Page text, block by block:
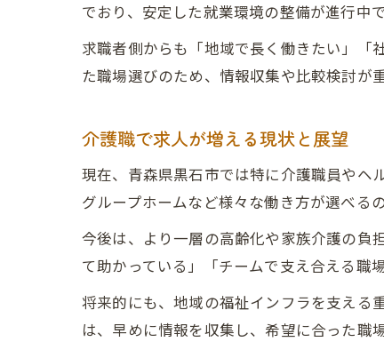
でおり、安定した就業環境の整備が進行中で
求職者側からも「地域で長く働きたい」「
た職場選びのため、情報収集や比較検討が重
介護職で求人が増える現状と展望
現在、青森県黒石市では特に介護職員やヘ
グループホームなど様々な働き方が選べる
今後は、より一層の高齢化や家族介護の負
て助かっている」「チームで支え合える職
将来的にも、地域の福祉インフラを支える
は、早めに情報を収集し、希望に合った職